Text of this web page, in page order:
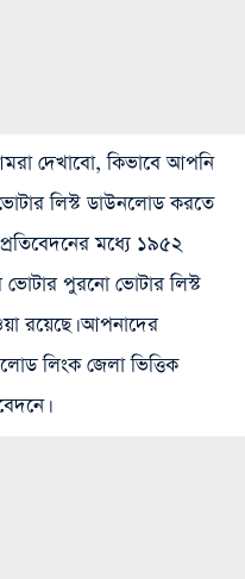
দেখাবো, কিভাবে আপনি
লিস্ট ডাউনলোড করতে
মধ্যে ১৯৫২
পুরনো ভোটার লিস্ট
রয়েছে। আপনাদের
লিংক জেলা ভিত্তিক